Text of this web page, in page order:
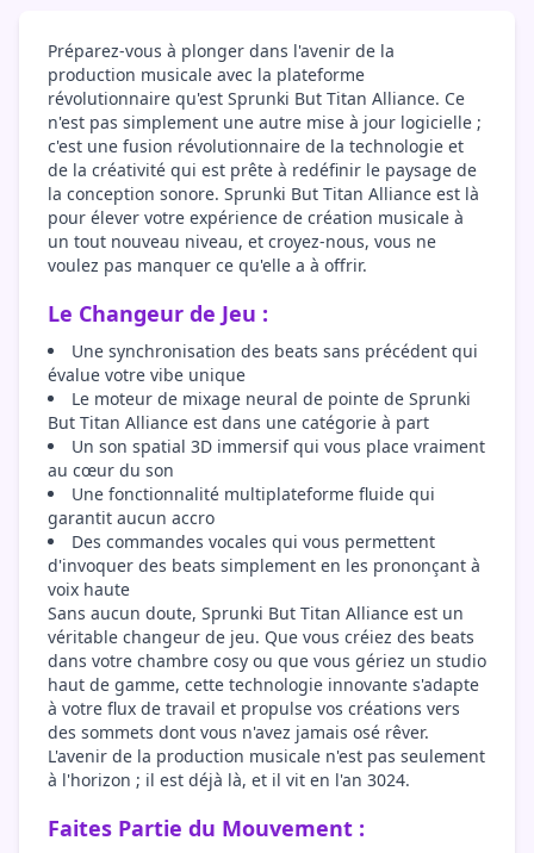
Préparez-vous à plonger dans l'avenir de la
production musicale avec la plateforme
révolutionnaire qu'est Sprunki But Titan Alliance. Ce
n'est pas simplement une autre mise à jour logicielle ;
c'est une fusion révolutionnaire de la technologie et
de la créativité qui est prête à redéfinir le paysage de
la conception sonore. Sprunki But Titan Alliance est là
pour élever votre expérience de création musicale à
un tout nouveau niveau, et croyez-nous, vous ne
voulez pas manquer ce qu'elle a à offrir.
Le Changeur de Jeu :
Une synchronisation des beats sans précédent qui
évalue votre vibe unique
Le moteur de mixage neural de pointe de Sprunki
But Titan Alliance est dans une catégorie à part
Un son spatial 3D immersif qui vous place vraiment
au cœur du son
Une fonctionnalité multiplateforme fluide qui
garantit aucun accro
Des commandes vocales qui vous permettent
d'invoquer des beats simplement en les prononçant à
voix haute
Sans aucun doute, Sprunki But Titan Alliance est un
véritable changeur de jeu. Que vous créiez des beats
dans votre chambre cosy ou que vous gériez un studio
haut de gamme, cette technologie innovante s'adapte
à votre flux de travail et propulse vos créations vers
des sommets dont vous n'avez jamais osé rêver.
L'avenir de la production musicale n'est pas seulement
à l'horizon ; il est déjà là, et il vit en l'an 3024.
Faites Partie du Mouvement :